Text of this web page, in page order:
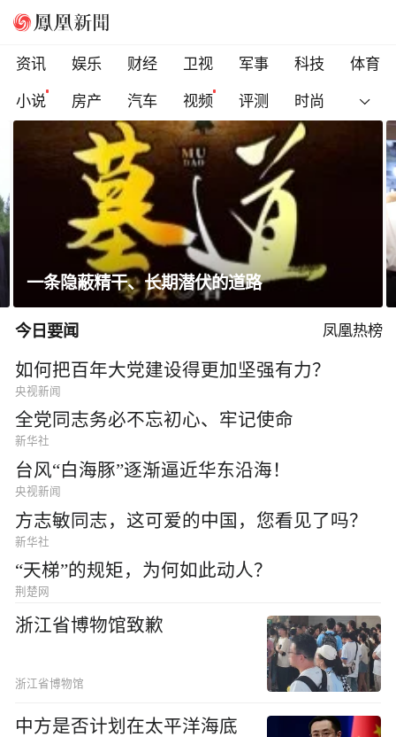
资讯 娱乐 财经 卫视 军事 科技
体育
小说
房产 汽车 视频 评测 时尚
省长走进沿街店铺、网红打卡点，与游客交流
今日要闻 凤凰热榜
如何把百年大党建设得更加坚强有力？
央视新闻
全党同志务必不忘初心、牢记使命
新华社
台风“白海豚”逐渐逼近华东沿海！
央视新闻
方志敏同志，这可爱的中国，您看见了吗？
新华社
“天梯”的规矩，为何如此动人？
荆楚网
浙江省博物馆致歉
浙江省博物馆
中方是否计划在太平洋海底